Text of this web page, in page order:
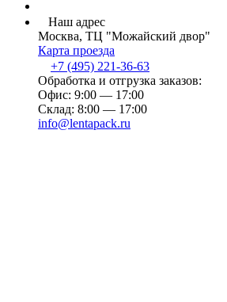
Наш адрес
Москва, ТЦ "Можайский двор"
Карта проезда
+7 (495) 221-36-63
Обработка и отгрузка заказов:
Офис: 9:00 — 17:00
Склад: 8:00 — 17:00
info@lentapack.ru